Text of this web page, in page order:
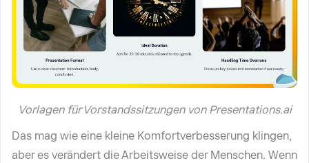
Vorlagen für Vorstandssitzungen von Presentations.ai
Das mag wie eine kleine Komfortverbesserung klingen,
aber es verändert die Arbeitsweise der Menschen. Wenn